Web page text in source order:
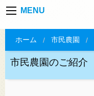
MENU
ホーム 市民農園
市民農園のご紹介